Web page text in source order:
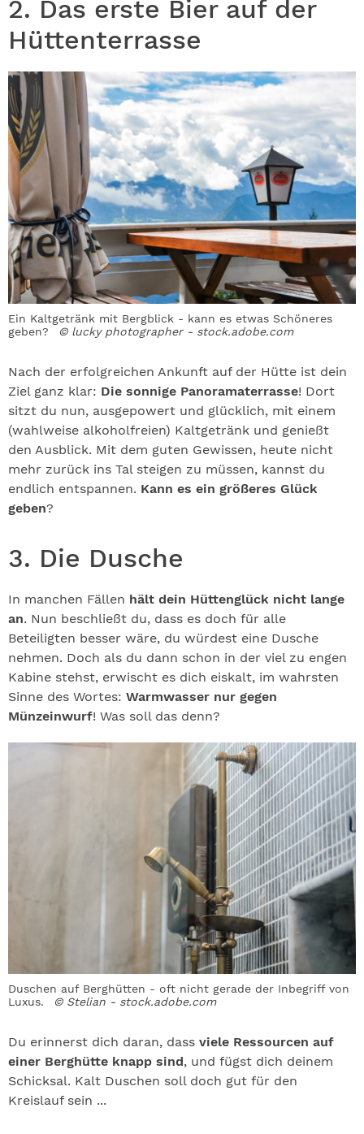
2. Das erste Bier auf der
Hüttenterrasse
Ein Kaltgetränk mit Bergblick - kann es etwas Schöneres
geben?
© lucky photographer - stock.adobe.com
Nach der erfolgreichen Ankunft auf der Hütte ist dein
Ziel ganz klar: Die sonnige Panoramaterrasse! Dort
sitzt du nun, ausgepowert und glücklich, mit einem
(wahlweise alkoholfreien) Kaltgetränk und genießt
den Ausblick. Mit dem guten Gewissen, heute nicht
mehr zurück ins Tal steigen zu müssen, kannst du
endlich entspannen. Kann es ein größeres Glück
geben?
3. Die Dusche
In manchen Fällen hält dein Hüttenglück nicht lange
an. Nun beschließt du, dass es doch für alle
Beteiligten besser wäre, du würdest eine Dusche
nehmen. Doch als du dann schon in der viel zu engen
Kabine stehst, erwischt es dich eiskalt, im wahrsten
Sinne des Wortes: Warmwasser nur gegen
Münzeinwurf! Was soll das denn?
Duschen auf Berghütten - oft nicht gerade der Inbegriff von
Luxus.
© Stelian - stock.adobe.com
Du erinnerst dich daran, dass viele Ressourcen auf
einer Berghütte knapp sind, und fügst dich deinem
Schicksal. Kalt Duschen soll doch gut für den
Kreislauf sein ...